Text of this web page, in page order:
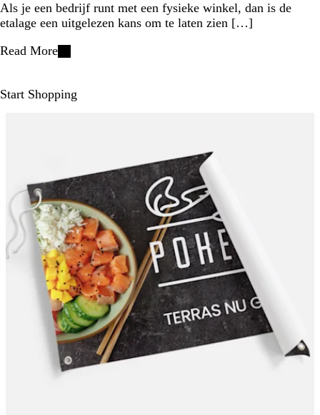
Als je een bedrijf runt met een fysieke winkel, dan is de
etalage een uitgelezen kans om te laten zien […]
Read More
Start Shopping